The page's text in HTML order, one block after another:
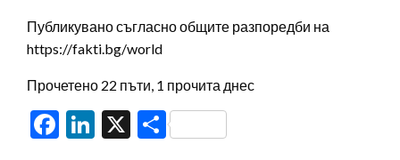
Публикувано съгласно общите разпоредби на
https://fakti.bg/world
Прочетено 22 пъти, 1 прочита днес
Facebook
LinkedIn
X Share